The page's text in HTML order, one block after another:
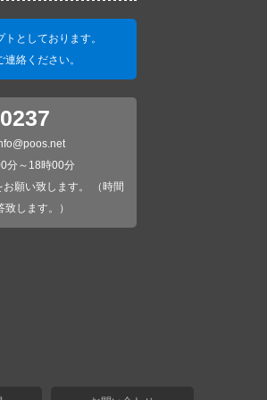
としております。
絡ください。
分～18時00分
願い致します。 （時間
します。）